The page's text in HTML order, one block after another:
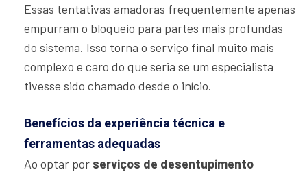
Essas tentativas amadoras frequentemente apenas
empurram o bloqueio para partes mais profundas
do sistema. Isso torna o serviço final muito mais
complexo e caro do que seria se um especialista
tivesse sido chamado desde o início.
Benefícios da experiência técnica e
ferramentas adequadas
Ao optar por serviços de desentupimento